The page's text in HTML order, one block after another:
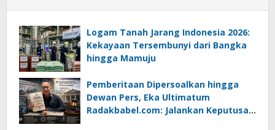
Logam Tanah Jarang Indonesia 2026:
Kekayaan Tersembunyi dari Bangka
hingga Mamuju
Pemberitaan Dipersoalkan hingga
Dewan Pers, Eka Ultimatum
Radakbabel.com: Jalankan Keputusan